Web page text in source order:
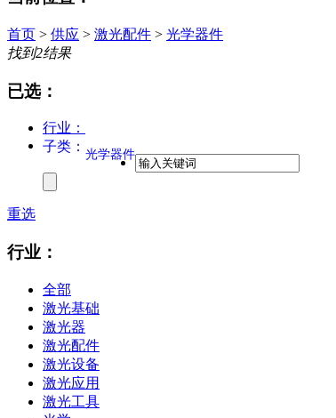
首页 > 供应 > 激光配件 > 光学器件
找到2结果
已选：
行业：
子类： 光学器件
重选
行业：
全部
激光基础
激光器
激光配件
激光设备
激光应用
激光工具